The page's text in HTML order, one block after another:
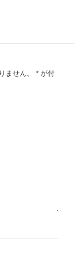
ません。 * が付